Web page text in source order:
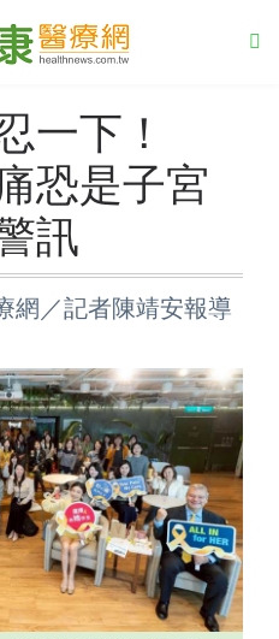
一下！
恐是子宮
訊
／記者陳靖安報導